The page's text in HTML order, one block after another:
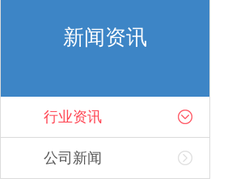
新闻资讯
行业资讯
公司新闻